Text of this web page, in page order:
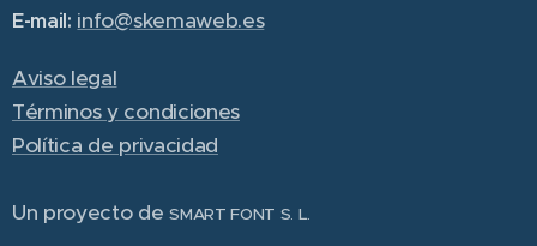
E-mail: info@skemaweb.es
Aviso legal
Términos y condiciones
Política de privacidad
Un proyecto deSMART FONT S. L.